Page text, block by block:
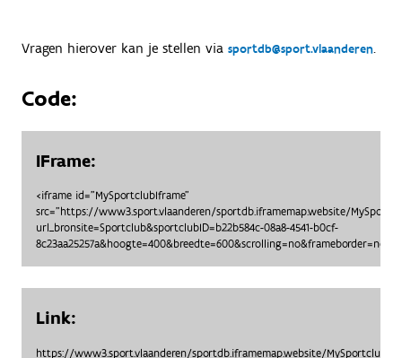
Vragen hierover kan je stellen via sportdb@sport.vlaanderen.
Code:
IFrame:
<iframe id="MySportclubIframe"
src="https://www3.sport.vlaanderen/sportdb.iframemap.website/
url_bronsite=Sportclub&sportclubID=b22b584c-08a8-4541-b0cf-
8c23aa25257a&hoogte=400&breedte=600&scrolling=no&frameborder=no">
Link:
https://www3.sport.vlaanderen/sportdb.iframemap.website/